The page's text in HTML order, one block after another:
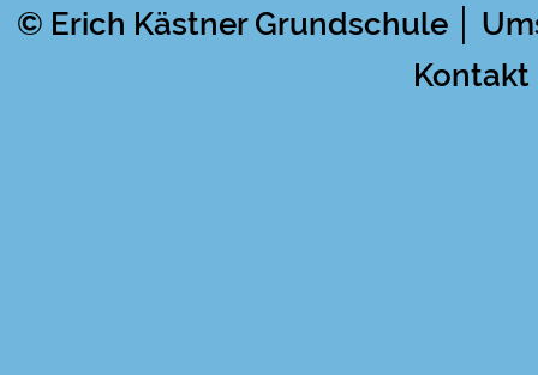
© Erich Kästner Grundschule │
Kontakt